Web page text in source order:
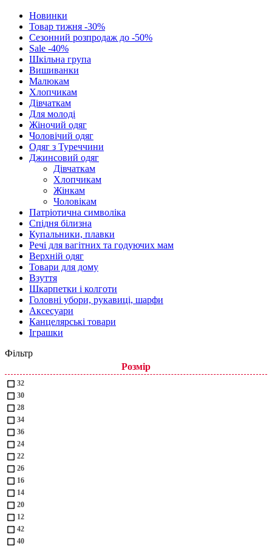
Новинки
Товар тижня -30%
Сезонний розпродаж до -50%
Sale -40%
Шкільна група
Вишиванки
Малюкам
Хлопчикам
Дівчаткам
Для молоді
Жіночий одяг
Чоловічий одяг
Одяг з Туреччини
Джинсовий одяг
Дівчаткам
Хлопчикам
Жінкам
Чоловікам
Патріотична символіка
Спідня білизна
Купальники, плавки
Речі для вагітних та годуючих мам
Верхній одяг
Товари для дому
Взуття
Шкарпетки і колготи
Головні убори, рукавиці, шарфи
Аксесуари
Канцелярські товари
Іграшки
Фільтр
Розмір
32
30
28
34
36
24
22
26
16
14
20
12
42
40